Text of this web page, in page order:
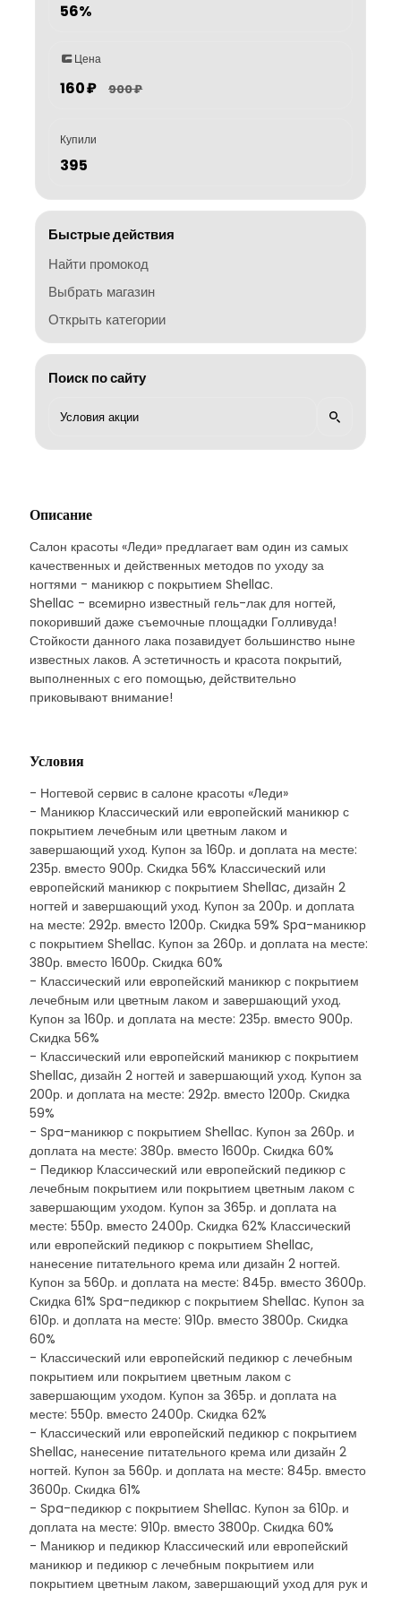
56%
Цена
160 ₽ 900 ₽
Купили
395
Быстрые действия
Найти промокод
Выбрать магазин
Открыть категории
Поиск по сайту
Описание
Салон красоты «Леди» предлагает вам один из самых
качественных и действенных методов по уходу за
ногтями - маникюр с покрытием Shellac.
Shellac - всемирно известный гель-лак для ногтей,
покоривший даже съемочные площадки Голливуда!
Стойкости данного лака позавидует большинство ныне
известных лаков. А эстетичность и красота покрытий,
выполненных с его помощью, действительно
приковывают внимание!
Условия
- Ногтевой сервис в салоне красоты «Леди»
- Маникюр Классический или европейский маникюр с
покрытием лечебным или цветным лаком и
завершающий уход. Купон за 160р. и доплата на месте:
235р. вместо 900р. Скидка 56% Классический или
европейский маникюр с покрытием Shellac, дизайн 2
ногтей и завершающий уход. Купон за 200р. и доплата
на месте: 292р. вместо 1200р. Скидка 59% Spa-маникюр
с покрытием Shellac. Купон за 260р. и доплата на месте:
380р. вместо 1600р. Скидка 60%
- Классический или европейский маникюр с покрытием
лечебным или цветным лаком и завершающий уход.
Купон за 160р. и доплата на месте: 235р. вместо 900р.
Скидка 56%
- Классический или европейский маникюр с покрытием
Shellac, дизайн 2 ногтей и завершающий уход. Купон за
200р. и доплата на месте: 292р. вместо 1200р. Скидка
59%
- Spa-маникюр с покрытием Shellac. Купон за 260р. и
доплата на месте: 380р. вместо 1600р. Скидка 60%
- Педикюр Классический или европейский педикюр с
лечебным покрытием или покрытием цветным лаком с
завершающим уходом. Купон за 365р. и доплата на
месте: 550р. вместо 2400р. Скидка 62% Классический
или европейский педикюр с покрытием Shellac,
нанесение питательного крема или дизайн 2 ногтей.
Купон за 560р. и доплата на месте: 845р. вместо 3600р.
Скидка 61% Spa-педикюр с покрытием Shellac. Купон за
610р. и доплата на месте: 910р. вместо 3800р. Скидка
60%
- Классический или европейский педикюр с лечебным
покрытием или покрытием цветным лаком с
завершающим уходом. Купон за 365р. и доплата на
месте: 550р. вместо 2400р. Скидка 62%
- Классический или европейский педикюр с покрытием
Shellac, нанесение питательного крема или дизайн 2
ногтей. Купон за 560р. и доплата на месте: 845р. вместо
3600р. Скидка 61%
- Spa-педикюр с покрытием Shellac. Купон за 610р. и
доплата на месте: 910р. вместо 3800р. Скидка 60%
- Маникюр и педикюр Классический или европейский
маникюр и педикюр с лечебным покрытием или
покрытием цветным лаком, завершающий уход для рук и